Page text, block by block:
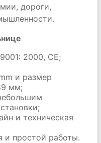
дороги,
2000, CE;
и размер
мм;
и техническая
и простой работы.